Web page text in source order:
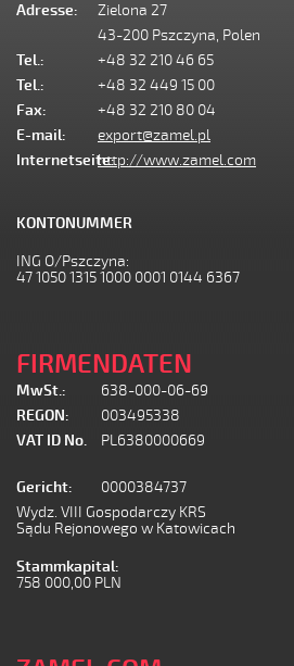
Adresse:
Zielona 27
43-200 Pszczyna, Polen
Tel.:
+48 32 210 46 65
Tel.:
+48 32 449 15 00
Fax:
+48 32 210 80 04
E-mail:
export@zamel.pl
Internetseite:http://www.zamel.com
KONTONUMMER
ING O/Pszczyna:
47 1050 1315 1000 0001 0144 6367
FIRMENDATEN
MwSt.:
638-000-06-69
REGON:
003495338
VAT ID No.
PL6380000669
Gericht:
0000384737
Wydz. VIII Gospodarczy KRS
Sądu Rejonowego w Katowicach
Stammkapital:
758 000,00 PLN